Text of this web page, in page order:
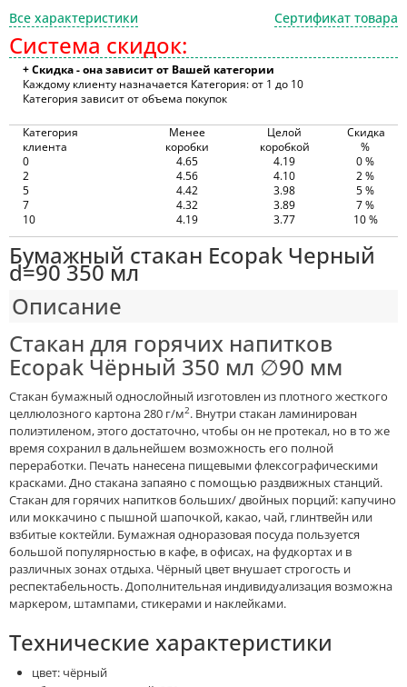
Все характеристики Сертификат товара
Система скидок:
+ Скидка - она зависит от Вашей категории
Каждому клиенту назначается Категория: от 1 до 10
Категория зависит от объема покупок
Категория
клиента
Менее
коробки
Целой
коробкой
Скидка
%
0
4.65 4.19
0 %
2
4.56 4.10
2 %
5
4.42 3.98
5 %
7
4.32 3.89
7 %
10
4.19 3.77 10 %
Бумажный стакан Ecopak Черный
d=90 350 мл
Описание
Стакан для горячих напитков
Ecopak Чёрный 350 мл ∅90 мм
Стакан бумажный однослойный изготовлен из плотного жесткого
целлюлозного картона 280 г/м2. Внутри стакан ламинирован
полиэтиленом, этого достаточно, чтобы он не протекал, но в то же
время сохранил в дальнейшем возможность его полной
переработки. Печать нанесена пищевыми флексографическими
красками. Дно стакана запаяно с помощью раздвижных станций.
Стакан для горячих напитков больших/ двойных порций: капучино
или моккачино с пышной шапочкой, какао, чай, глинтвейн или
взбитые коктейли. Бумажная одноразовая посуда пользуется
большой популярностью в кафе, в офисах, на фудкортах и в
различных зонах отдыха. Чёрный цвет внушает строгость и
респектабельность. Дополнительная индивидуализация возможна
маркером, штампами, стикерами и наклейками.
Технические характеристики
цвет: чёрный